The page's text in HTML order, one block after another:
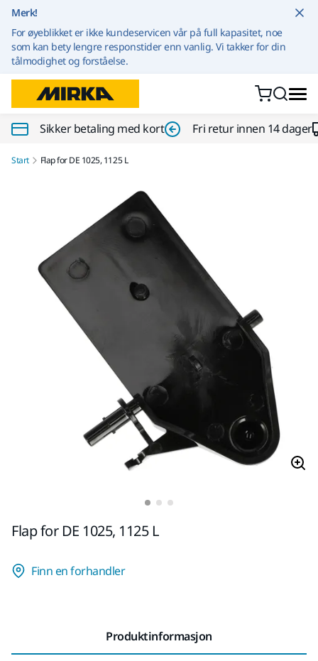
Merk!
For øyeblikket er ikke kundeservicen vår på full kapasitet, noe
som kan bety lengre responstider enn vanlig. Vi takker for din
tålmodighet og forståelse.
Sikker betaling med kort Fri retur innen 14 dager
Start Flap for DE 1025, 1125 L
Flap for DE 1025, 1125 L
Finn en forhandler
Produktinformasjon